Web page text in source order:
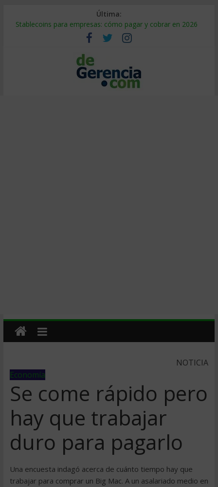
Última:
Stablecoins para empresas: cómo pagar y cobrar en 2026
Despido silencioso: qué es y por qué sale tan caro
IA en selección de personal: cómo auditarla a tiempo
Trabajo forzoso en la cadena de suministro: qué hacer
Mercado hispano de EE. UU.: cómo segmentarlo y venderle
NOTICIA
Economía
Se come rápido pero
hay que trabajar
duro para pagarlo
Una encuesta indagó acerca de cuánto tiempo hay que
trabajar para comprar un Big Mac. A un asalariado medio en